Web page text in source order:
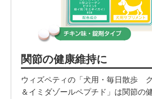
関節の健康維持に
ウィズペティの「犬用・毎日散歩
＆イミダゾールペプチド」は関節の